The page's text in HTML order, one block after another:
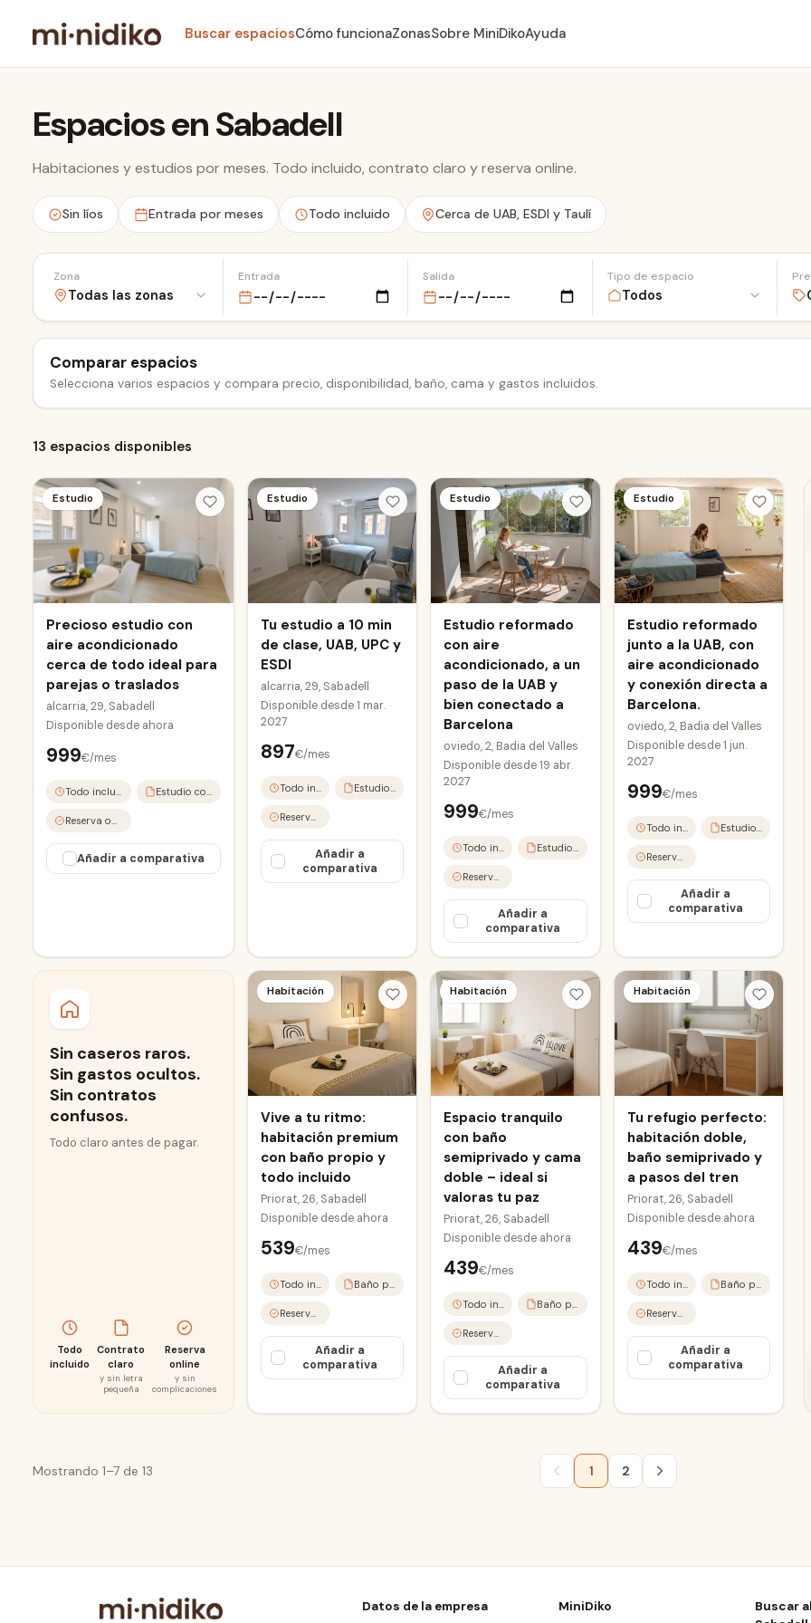
Buscar espaciosCómo funcionaZonasSobre MiniDikoAyuda
Espacios en Sabadell
Habitaciones y estudios por meses. Todo incluido, contrato claro y reserva online.
Sin líos Entrada por meses Todo incluido Cerca de UAB, ESDI y Taulí
Zona Entrada Salida Tipo de espacio
Comparar espacios
Selecciona varios espacios y compara precio, disponibilidad, baño, cama y gastos incluidos.
13 espacios disponibles
Estudio
Precioso estudio con
aire acondicionado
cerca de todo ideal para
parejas o traslados
alcarria, 29, Sabadell
Disponible desde ahora
999€/mes
Todo incluido Estudio completo
Reserva online
Añadir a comparativa
Estudio
Tu estudio a 10 min
de clase, UAB, UPC y
ESDI
alcarria, 29, Sabadell
Disponible desde1 mar.
2027
897€/mes
Todo incluido Estudio completo
Reserva online
Añadir a
comparativa
Estudio
Estudio reformado
con aire
acondicionado, a un
paso de la UAB y
bien conectado a
Barcelona
oviedo, 2, Badia del Valles
Disponible desde19 abr.
2027
999€/mes
Todo incluido Estudio completo
Reserva online
Añadir a
comparativa
Estudio
Estudio reformado
junto a la UAB, con
aire acondicionado
y conexión directa a
Barcelona.
oviedo, 2, Badia del Valles
Disponible desde1 jun.
2027
999€/mes
Todo incluido Estudio completo
Reserva online
Añadir a
comparativa
Sin caseros raros.
Sin gastos ocultos.
Sin contratos
confusos.
Todo claro antes de pagar.
Todo
incluido
Contrato
claro
y sin letra
pequeña
Reserva
online
y sin
complicaciones
Habitación
Vive a tu ritmo:
habitación premium
con baño propio y
todo incluido
Priorat, 26, Sabadell
Disponible desde ahora
539€/mes
Todo incluido Baño privado
Reserva online
Añadir a
comparativa
Habitación
Espacio tranquilo
con baño
semiprivado y cama
doble – ideal si
valoras tu paz
Priorat, 26, Sabadell
Disponible desde ahora
439€/mes
Todo incluido Baño privado
Reserva online
Añadir a
comparativa
Habitación
Tu refugio perfecto:
habitación doble,
baño semiprivado y
a pasos del tren
Priorat, 26, Sabadell
Disponible desdeahora
439€/mes
Todo incluido Baño privado
Reserva online
Añadir a
comparativa
Mostrando 1–7 de 13 1 2
Datos de la empresa MiniDiko
Buscar